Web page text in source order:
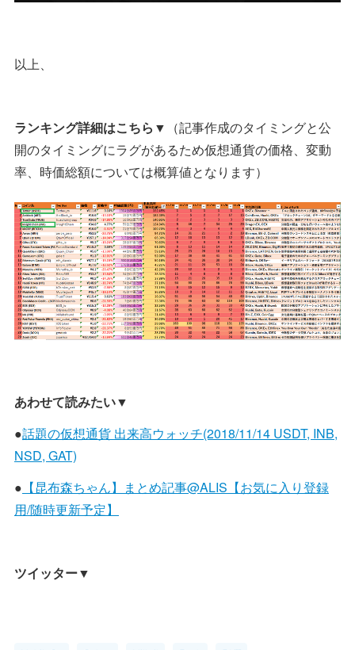
以上、
ランキング詳細はこちら▼ （記事作成のタイミングと公
開のタイミングにラグがあるため仮想通貨の価格、変動
率、時価総額については概算値となります）
あわせて読みたい▼
●話題の仮想通貨 出来高ウォッチ(2018/11/14 USDT, INB,
NSD, GAT)
● 【昆布森ちゃん】まとめ記事@ALIS【お気に入り登録
用/随時更新予定】
ツイッター▼